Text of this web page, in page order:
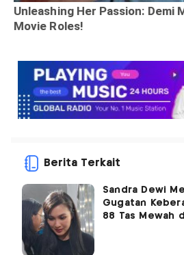
Berita Terkait
Sandra Dewi
Gugatan
88 Tas Mewah